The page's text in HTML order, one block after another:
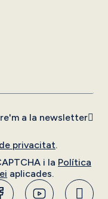
privacitat.
i la Política
aplicades.
a la newsletter